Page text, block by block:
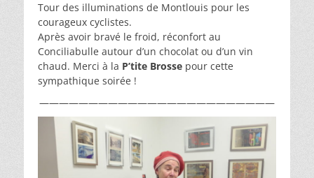
Tour des illuminations de Montlouis pour les
courageux cyclistes.
Après avoir bravé le froid, réconfort au
Conciliabulle autour d’un chocolat ou d’un vin
chaud. Merci à la P’tite Brosse pour cette
sympathique soirée !
————————————————————————